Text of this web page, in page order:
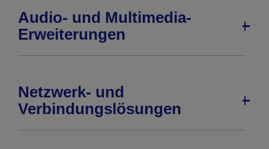
Audio- und Multimedia-
Erweiterungen
Netzwerk- und
Verbindungslösungen